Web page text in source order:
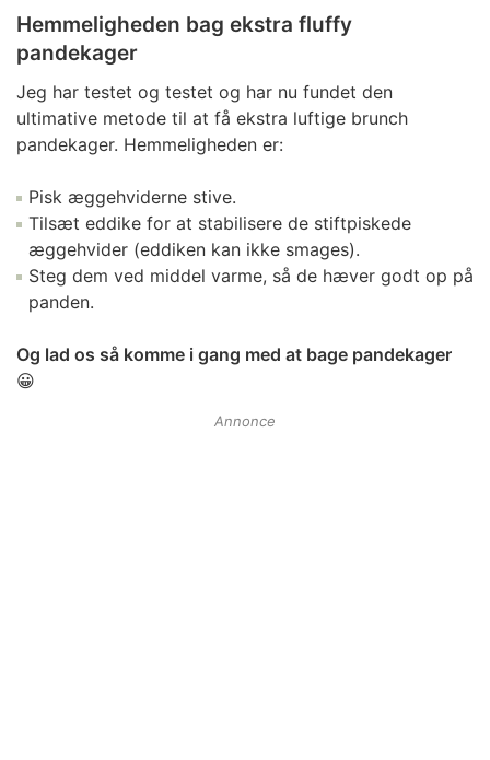
Hemmeligheden bag ekstra fluffy
pandekager
Jeg har testet og testet og har nu fundet den
ultimative metode til at få ekstra luftige brunch
pandekager. Hemmeligheden er:
Pisk æggehviderne stive.
Tilsæt eddike for at stabilisere de stiftpiskede
æggehvider (eddiken kan ikke smages).
Steg dem ved middel varme, så de hæver godt op på
panden.
Og lad os så komme i gang med at bage pandekager
😀
Annonce